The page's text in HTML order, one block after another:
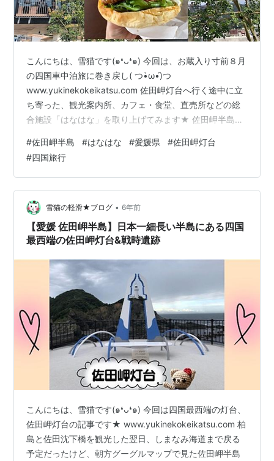
こんにちは、雪猫です(๑❛ᴗ❛๑) 今回は、お蔵入り寸前８月
の四国車中泊旅に巻き戻し( つ•̀ω•́)つ
www.yukinekokeikatsu.com 佐田岬灯台へ行く途中に立
ち寄った、観光案内所、カフェ・食堂、直売所などの総
合施設「はなはな」を取り上げてみます★ 佐田岬半島に
０゜） お腹もペコペコなので、少し手前にあるはなはな
でちょっとひと休憩です♪ 大雑把な地図 ちゃんとした地
図 はなはな しらす食堂 木と樹 売店 三崎港 まとめ 大雑
把な地図 触覚みたいに伸びている佐田岬半島の先の方に
あるよ。 ちゃんとした地図 はなはな 「はな」とは「岬…
#佐田岬半島 #はなはな #愛媛県 #佐田岬灯台
#四国旅行
雪猫の軽滑★ブログ • 6年前
【愛媛 佐田岬半島】日本一細長い半島にある四国
最西端の佐田岬灯台&戦時遺跡
こんにちは、雪猫です(๑❛ᴗ❛๑) 今回は四国最西端の灯台、
佐田岬灯台の記事です★ www.yukinekokeikatsu.com 柏
島と佐田沈下橋を観光した翌日、しまなみ海道まで戻る
予定だったけど、朝方グーグルマップで見た佐田岬半島